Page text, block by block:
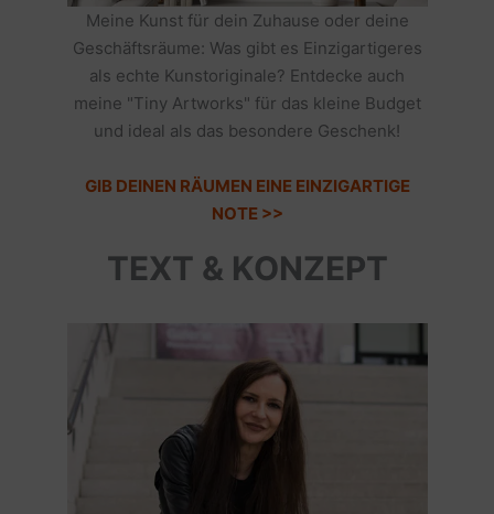
Meine Kunst für dein Zuhause oder deine
Geschäftsräume: Was gibt es Einzigartigeres
als echte Kunstoriginale? Entdecke auch
meine "Tiny Artworks" für das kleine Budget
und ideal als das besondere Geschenk!
GIB DEINEN RÄUMEN EINE EINZIGARTIGE
NOTE >>
TEXT & KONZEPT